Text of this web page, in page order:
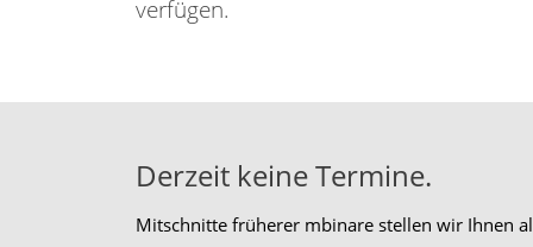
verfügen.
Derzeit keine Termine.
Mitschnitte früherer mbinare stellen wir Ihnen